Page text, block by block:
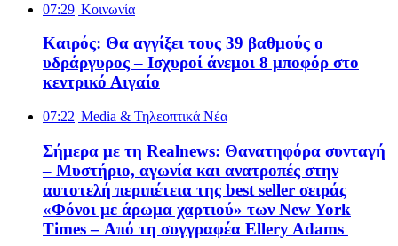
07:29| Κοινωνία
Καιρός: Θα αγγίξει τους 39 βαθμούς ο
υδράργυρος – Ισχυροί άνεμοι 8 μποφόρ στο
κεντρικό Αιγαίο
07:22| Media & Τηλεοπτικά Νέα
Σήμερα με τη Realnews: Θανατηφόρα συνταγή
– Μυστήριο, αγωνία και ανατροπές στην
αυτοτελή περιπέτεια της best seller σειράς
«Φόνοι με άρωμα χαρτιού» των New York
Times – Από τη συγγραφέα Ellery Adams